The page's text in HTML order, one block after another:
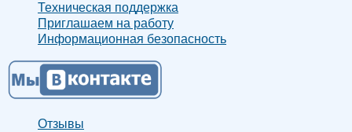
Техническая поддержка
Приглашаем на работу
Информационная безопасность
Отзывы